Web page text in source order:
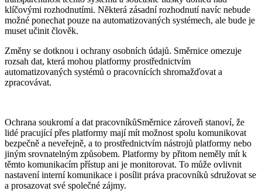
klíčovými rozhodnutími. Některá zásadní rozhodnutí navíc nebude
možné ponechat pouze na automatizovaných systémech, ale bude je
muset učinit člověk.
Změny se dotknou i ochrany osobních údajů. Směrnice omezuje
rozsah dat, která mohou platformy prostřednictvím
automatizovaných systémů o pracovnících shromažďovat a
zpracovávat.
Ochrana soukromí a dat pracovníkůSměrnice zároveň stanoví, že
lidé pracující přes platformy mají mít možnost spolu komunikovat
bezpečně a neveřejně, a to prostřednictvím nástrojů platformy nebo
jiným srovnatelným způsobem. Platformy by přitom neměly mít k
těmto komunikacím přístup ani je monitorovat. To může ovlivnit
nastavení interní komunikace i posílit práva pracovníků sdružovat se
a prosazovat své společné zájmy.